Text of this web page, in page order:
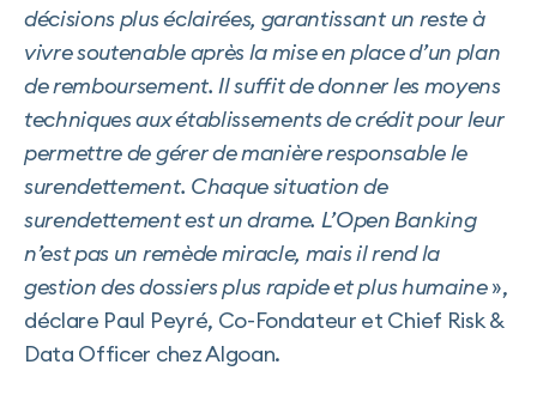
décisions plus éclairées, garantissant un reste à
vivre soutenable après la mise en place d’un plan
de remboursement. Il suffit de donner les moyens
techniques aux établissements de crédit pour leur
permettre de gérer de manière responsable le
surendettement. Chaque situation de
surendettement est un drame. L’Open Banking
n’est pas un remède miracle, mais il rend la
gestion des dossiers plus rapide et plus humaine»,
déclare Paul Peyré, Co-Fondateur et Chief Risk &
Data Officer chez Algoan.